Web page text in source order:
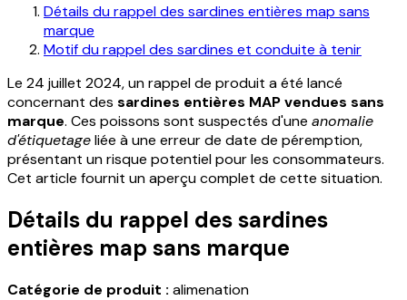
Détails du rappel des sardines entières map sans
marque
Motif du rappel des sardines et conduite à tenir
Le 24 juillet 2024, un rappel de produit a été lancé
concernant des sardines entières MAP vendues sans
marque. Ces poissons sont suspectés d'une anomalie
d'étiquetageliée à une erreur de date de péremption,
présentant un risque potentiel pour les consommateurs.
Cet article fournit un aperçu complet de cette situation.
Détails du rappel des sardines
entières map sans marque
Catégorie de produit : alimenation